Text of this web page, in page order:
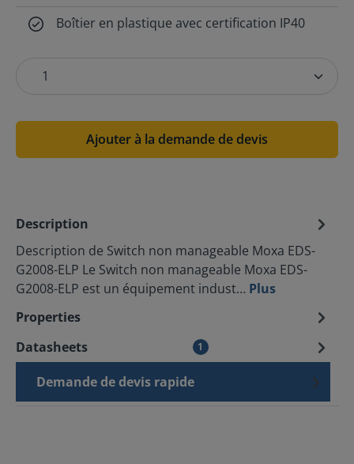
Boîtier en plastique avec certification IP40
Ajouter à la demande de devis
Description
Description de Switch non manageable Moxa EDS-
G2008-ELP Le Switch non manageable Moxa EDS-
G2008-ELP est un équipement indust… Plus
Properties
Datasheets
1
Demande de devis rapide